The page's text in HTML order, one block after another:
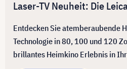
Laser-TV Neuheit: Die
Entdecken Sie atemberaubende
Technologie in 80, 100 und 120
brillantes Heimkino Erlebnis in